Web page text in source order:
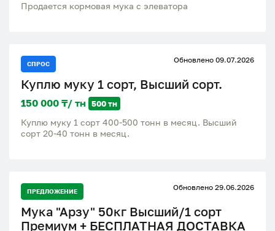
Продается кормовая мука с элеватора
СПРОС Обновлено 09.07.2026
Куплю муку 1 сорт, Высший сорт.
150 000 ₸/ тн 500 тн
Куплю муку 1 сорт 400-500 тонн в месяц. Высший
сорт 20-40 тонн в месяц.
ПРЕДЛОЖЕНИЕ Обновлено 29.06.2026
Мука "Арзу" 50кг Высший/1 сорт
Премиум + БЕСПЛАТНАЯ ДОСТАВКА